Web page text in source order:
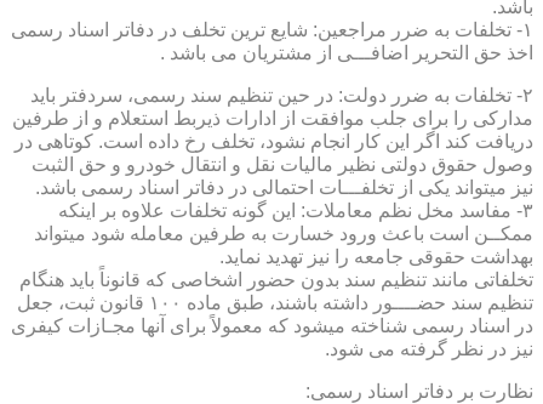
باشد.
۱- تخلفات به ضرر مراجعین: شایع ترین تخلف در دفاتر اسناد رسمی
اخذ حق التحریر اضافـــی از مشتریان می باشد .
۲- تخلفات به ضرر دولت: در حین تنظیم سند رسمی، سردفتر باید
مدارکی را برای جلب موافقت از ادارات ذیربط استعلام و از طرفین
دریافت کند اگر این کار انجام نشود، تخلف رخ داده است. کوتاهی در
وصول حقوق دولتی نظیر مالیات نقل و انتقال خودرو و حق الثبت
نیز میتواند یکی از تخلفـــات احتمالی در دفاتر اسناد رسمی باشد.
۳- مفاسد مخل نظم معاملات: این گونه تخلفات علاوه بر اینکه
ممکــن است باعث ورود خسارت به طرفین معامله شود میتواند
بهداشت حقوقی جامعه را نیز تهدید نماید.
تخلفاتی مانند تنظیم سند بدون حضور اشخاصی که قانوناً باید هنگام
تنظیم سند حضــــور داشته باشند، طبق ماده ۱۰۰ قانون ثبت، جعل
در اسناد رسمی شناخته میشود که معمولاً برای آنها مجـازات کیفری
نیز در نظر گرفته می شود.
نظارت بر دفاتر اسناد رسمی: